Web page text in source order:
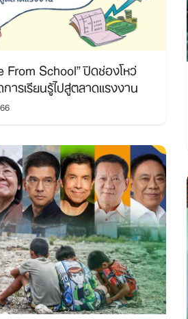
From School” ปิดช่องโหว่
รเรียนรู้ไปสู่ตลาดแรงงาน